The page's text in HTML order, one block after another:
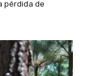
pérdida de